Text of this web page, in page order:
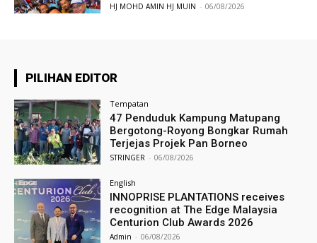
HJ MOHD AMIN HJ MUIN - 06/08/2026
PILIHAN EDITOR
Tempatan
47 Penduduk Kampung Matupang
Bergotong-Royong Bongkar Rumah
Terjejas Projek Pan Borneo
STRINGER - 06/08/2026
English
INNOPRISE PLANTATIONS receives
recognition at The Edge Malaysia
Centurion Club Awards 2026
Admin - 06/08/2026